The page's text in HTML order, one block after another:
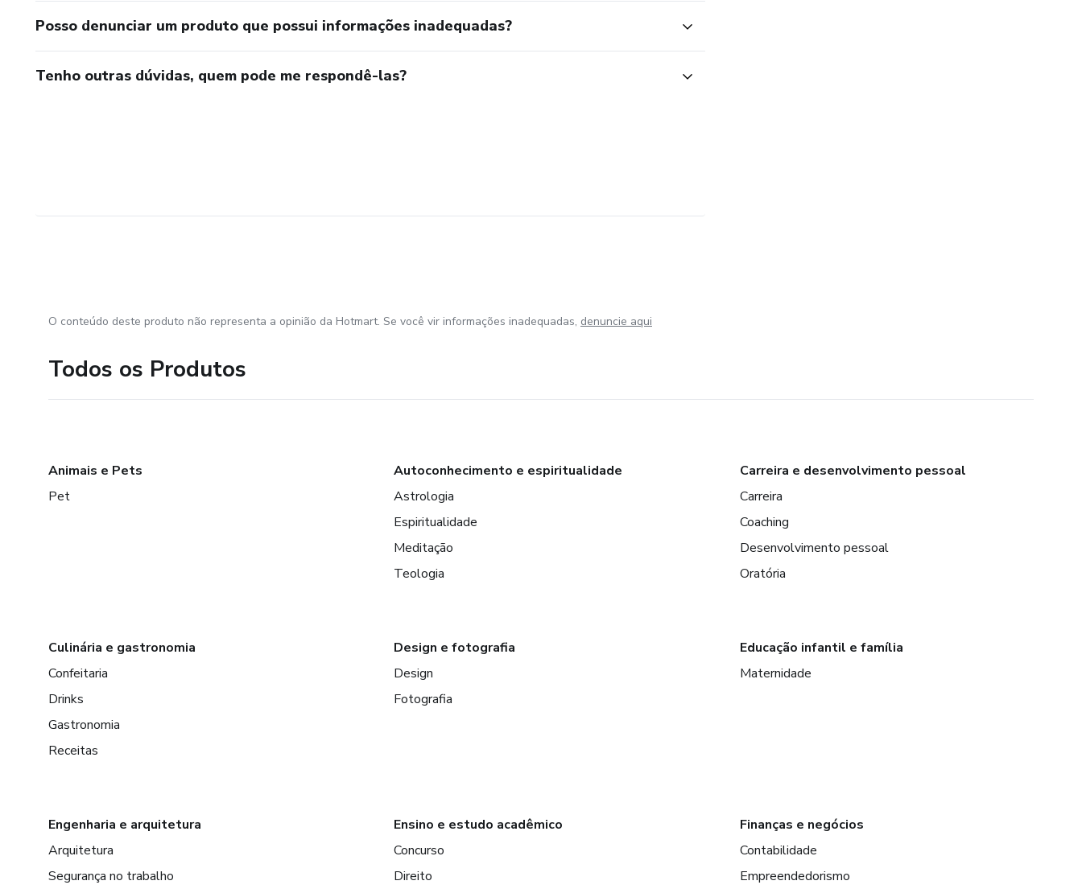
Posso denunciar um produto que possui informações inadequadas?
Tenho outras dúvidas, quem pode me respondê-las?
O conteúdo deste produto não representa a opinião da Hotmart. Se você vir informações inadequadas, denuncie aqui
Todos os Produtos
Animais e Pets
Pet
Autoconhecimento e espiritualidade
Astrologia
Espiritualidade
Meditação
Teologia
Carreira e desenvolvimento pessoal
Carreira
Coaching
Desenvolvimento pessoal
Oratória
Culinária e gastronomia
Confeitaria
Drinks
Gastronomia
Receitas
Design e fotografia
Design
Fotografia
Educação infantil e família
Maternidade
Engenharia e arquitetura
Arquitetura
Segurança no trabalho
Ensino e estudo acadêmico
Concurso
Direito
Finanças e negócios
Contabilidade
Empreendedorismo